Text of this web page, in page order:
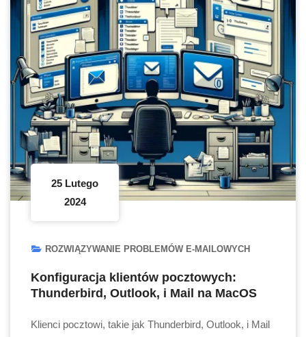
25 Lutego
2024
ROZWIĄZYWANIE PROBLEMÓW E-MAILOWYCH
Konfiguracja klientów pocztowych:
Thunderbird, Outlook, i Mail na MacOS
Klienci pocztowi, takie jak Thunderbird, Outlook, i Mail